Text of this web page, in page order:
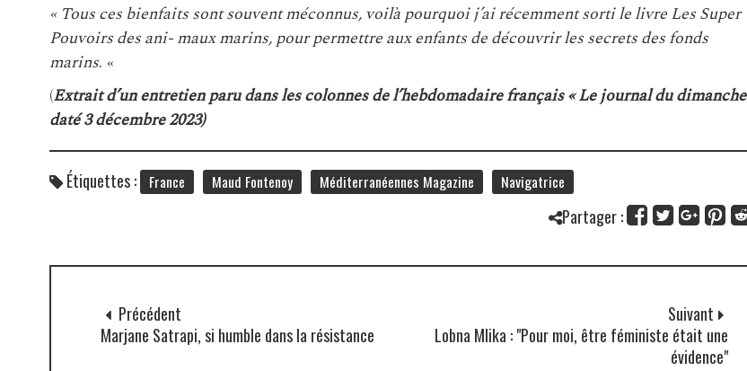
« Tous ces bienfaits sont souvent méconnus, voilà pourquoi j’ai récemment sorti le livre Les Super
Pouvoirs des ani- maux marins, pour permettre aux enfants de découvrir les secrets des fonds
marins. «
(Extrait d’un entretien paru dans les colonnes de l’hebdomadaire français « Le journal du dimanche
daté 3 décembre 2023)
Étiquettes : France Maud Fontenoy Méditerranéennes Magazine Navigatrice
Partager :
Précédent
Marjane Satrapi, si humble dans la résistance
Suivant
Lobna Mlika : "Pour moi, être féministe était une
évidence"